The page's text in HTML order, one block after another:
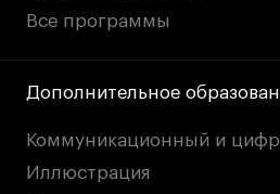
Все программы
Дополнительное
Коммуникационный и
Иллюстрация